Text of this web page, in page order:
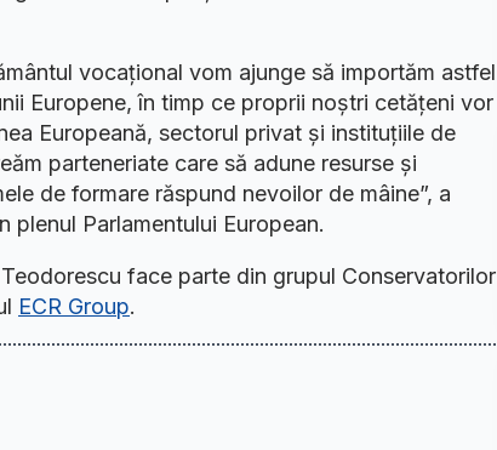
vocațional vom ajunge să importăm astfel
Europene, în timp ce proprii noștri cetățeni vor
Europeană, sectorul privat și instituțiile de
parteneriate care să adune resurse și
de formare răspund nevoilor de mâine”, a
plenul Parlamentului European.
face parte din grupul Conservatorilor
ECR Group.